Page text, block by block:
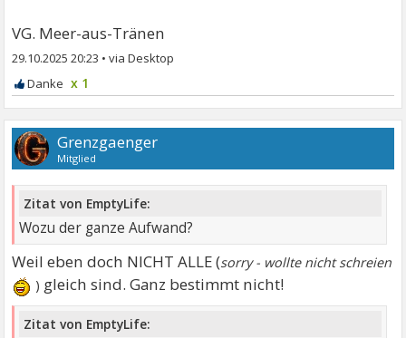
VG. Meer-aus-Tränen
29.10.2025 20:23 •
x 1
Grenzgaenger
Mitglied
Zitat von EmptyLife:
Wozu der ganze Aufwand?
Weil eben doch NICHT ALLE (sorry - wollte nicht schreien
) gleich sind. Ganz bestimmt nicht!
Zitat von EmptyLife: